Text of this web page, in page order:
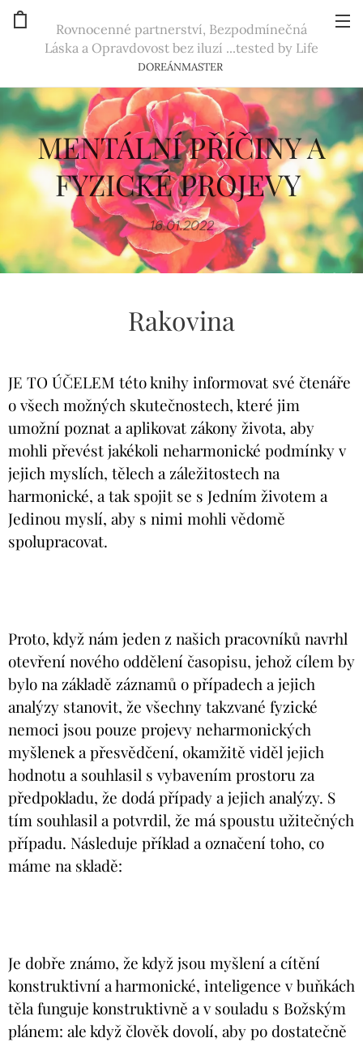
Rovnocenné partnerství, Bezpodmínečná
Láska a Opravdovost bez iluzí ...tested by Life
DOREÁNMASTER
MENTÁLNÍ PŘÍČINY A
FYZICKÉ PROJEVY
16.01.2022
Rakovina
JE TO ÚČELEM této knihy informovat své čtenáře
o všech možných skutečnostech, které jim
umožní poznat a aplikovat zákony života, aby
mohli převést jakékoli neharmonické podmínky v
jejich myslích, tělech a záležitostech na
harmonické, a tak spojit se s Jedním životem a
Jedinou myslí, aby s nimi mohli vědomě
spolupracovat.
Proto, když nám jeden z našich pracovníků navrhl
otevření nového oddělení časopisu, jehož cílem by
bylo na základě záznamů o případech a jejich
analýzy stanovit, že všechny takzvané fyzické
nemoci jsou pouze projevy neharmonických
myšlenek a přesvědčení, okamžitě viděl jejich
hodnotu a souhlasil s vybavením prostoru za
předpokladu, že dodá případy a jejich analýzy. S
tím souhlasil a potvrdil, že má spoustu užitečných
případu. Následuje příklad a označení toho, co
máme na skladě:
Je dobře známo, že když jsou myšlení a cítění
konstruktivní a harmonické, inteligence v buňkách
těla funguje konstruktivně a v souladu s Božským
plánem: ale když člověk dovolí, aby po dostatečně